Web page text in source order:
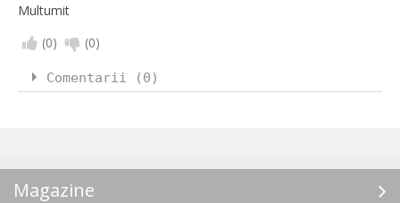
Multumit
(0) (0)
Comentarii (0)
Magazine